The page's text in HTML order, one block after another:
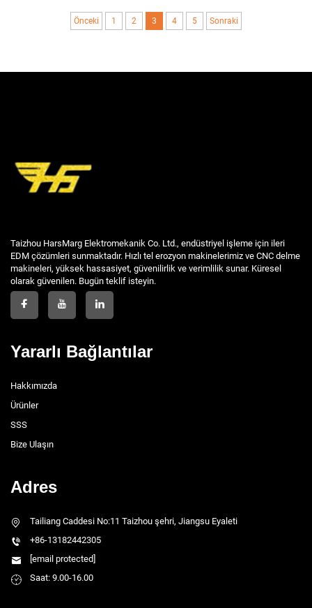
Önceki 1 2 3 4 5 Sonraki
Taizhou HarsMarg Elektromekanik Co. Ltd., endüstriyel işleme için ileri
EDM çözümleri sunmaktadır. Hızlı tel erozyon makinelerimiz ve CNC delme
makineleri, yüksek hassasiyet, güvenilirlik ve verimlilik sunar. Küresel
olarak güvenilen. Bugün teklif isteyin.
Yararlı Bağlantılar
Hakkımızda
Ürünler
SSS
Bize Ulaşın
Adres
Tailiang Caddesi No:11 Taizhou şehri, Jiangsu Eyaleti
+86-13182442305
[email protected]
Saat: 9.00-16.00